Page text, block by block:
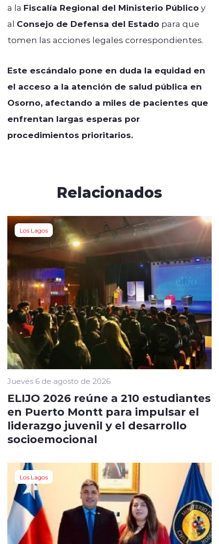
a la Fiscalía Regional del Ministerio Público y
al Consejo de Defensa del Estado para que
tomen las acciones legales correspondientes.
Este escándalo pone en duda la equidad en
el acceso a la atención de salud pública en
Osorno, afectando a miles de pacientes que
enfrentan largas esperas por
procedimientos prioritarios.
Relacionados
Los Lagos
Jueves 6 de agosto de 2026
ELIJO 2026 reúne a 210 estudiantes
en Puerto Montt para impulsar el
liderazgo juvenil y el desarrollo
socioemocional
Los Lagos